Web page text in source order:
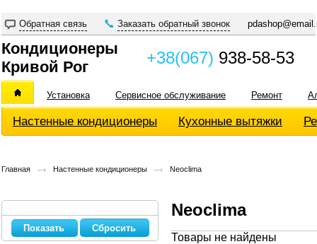
Обратная связь Заказать обратный звонок
Кондиционеры
Кривой Рог
+38(067) 938-58-53
Установка Сервисное обслуживание Ремонт
Настенные кондиционеры Кухонные вытяжки
Главная Настенные кондиционеры Neoclima
Сбросить
Neoclima
Товары не найдены